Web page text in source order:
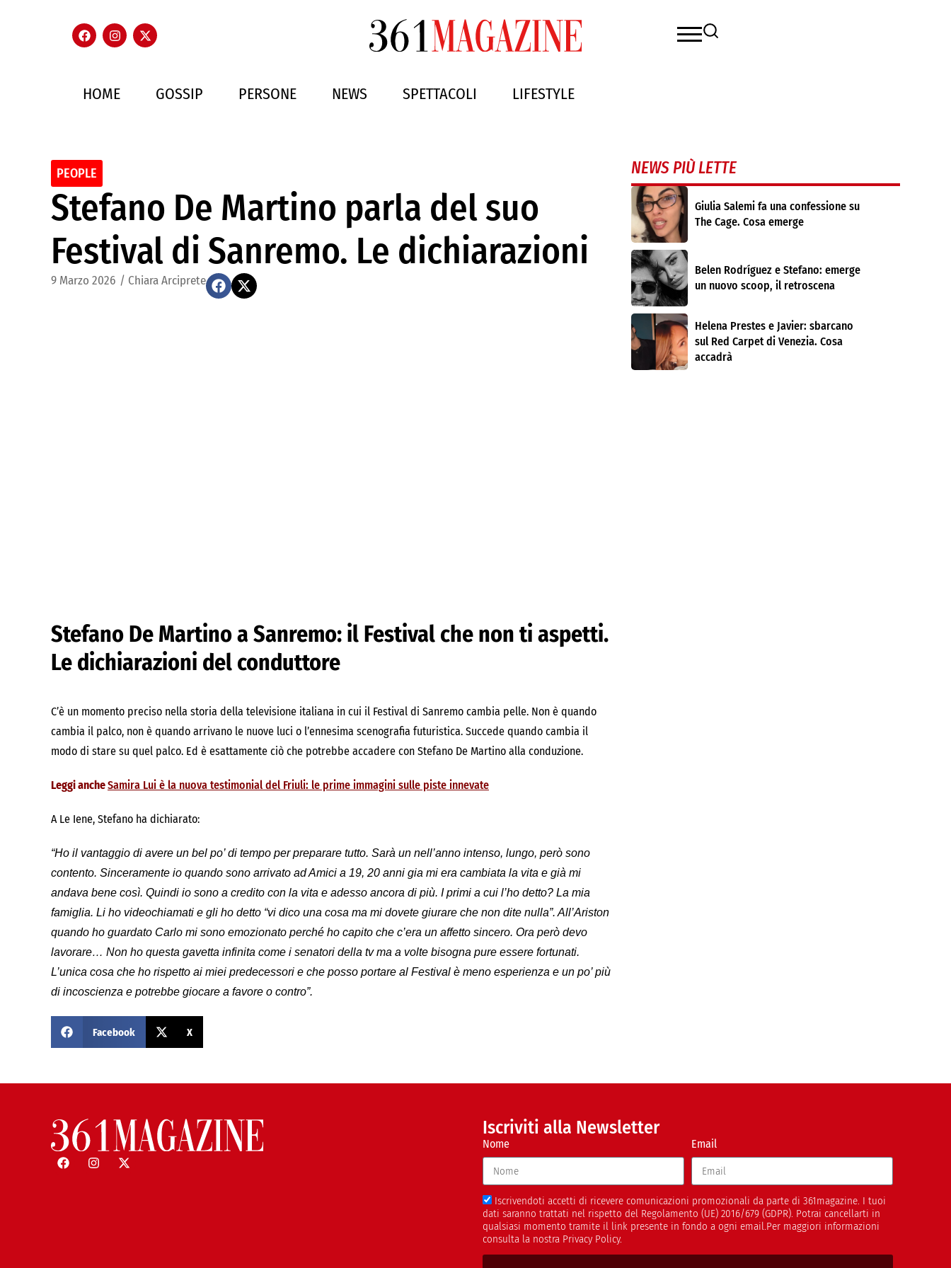
HOME GOSSIP PERSONE NEWS SPETTACOLI LIFESTYLE
PEOPLE
Stefano De Martino parla del suo
Festival di Sanremo. Le dichiarazioni
9 Marzo 2026 / Chiara Arciprete
Stefano De Martino a Sanremo: il Festival che non ti aspetti.
Le dichiarazioni del conduttore
C’è un momento preciso nella storia della televisione italiana in cui il Festival di Sanremo cambia pelle. Non è quando
cambia il palco, non è quando arrivano le nuove luci o l’ennesima scenografia futuristica. Succede quando cambia il
modo di stare su quel palco. Ed è esattamente ciò che potrebbe accadere con Stefano De Martino alla conduzione.
Leggi ancheSamira Lui è la nuova testimonial del Friuli: le prime immagini sulle piste innevate
A Le Iene, Stefano ha dichiarato:
“Ho il vantaggio di avere un bel po’ di tempo per preparare tutto. Sarà un nell’anno intenso, lungo, però sono
contento. Sinceramente io quando sono arrivato ad Amici a 19, 20 anni gia mi era cambiata la vita e già mi
andava bene così. Quindi io sono a credito con la vita e adesso ancora di più. I primi a cui l’ho detto? La mia
famiglia. Li ho videochiamati e gli ho detto “vi dico una cosa ma mi dovete giurare che non dite nulla”. All’Ariston
quando ho guardato Carlo mi sono emozionato perché ho capito che c’era un affetto sincero. Ora però devo
lavorare… Non ho questa gavetta infinita come i senatori della tv ma a volte bisogna pure essere fortunati.
L’unica cosa che ho rispetto ai miei predecessori e che posso portare al Festival è meno esperienza e un po’ più
di incoscienza e potrebbe giocare a favore o contro”.
Facebook X
NEWS PIÙ LETTE
Giulia Salemi fa una confessione su
The Cage. Cosa emerge
Belen Rodríguez e Stefano: emerge
un nuovo scoop, il retroscena
Helena Prestes e Javier: sbarcano
sul Red Carpet di Venezia. Cosa
accadrà
Iscriviti alla Newsletter
Nome Email
Iscrivendoti accetti di ricevere comunicazioni promozionali da parte di 361magazine. I tuoi
dati saranno trattati nel rispetto del Regolamento (UE) 2016/679 (GDPR). Potrai cancellarti in
qualsiasi momento tramite il link presente in fondo a ogni email.Per maggiori informazioni
consulta la nostra Privacy Policy.